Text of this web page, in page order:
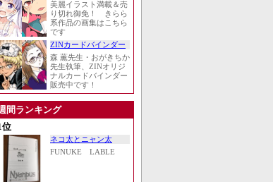
美麗イラスト満載＆売
り切れ御免！ きらら
系作品の画集はこちら
です
ZINカードバインダー
森 薫先生・おがきちか
先生執筆、ZINオリジ
ナルカードバインダー
販売中です！
間ランキング
位
ネコ太とニャン太
FUNUKE LABLE